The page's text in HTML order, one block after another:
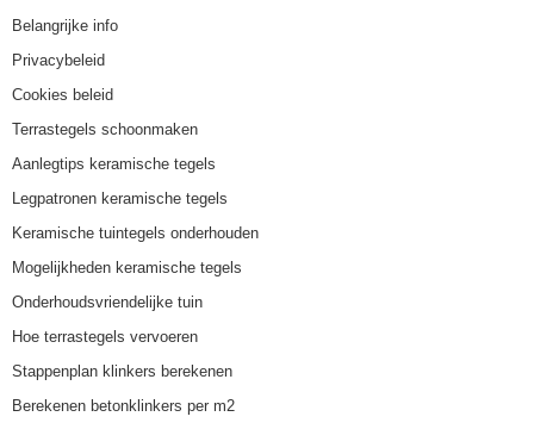
Belangrijke info
Privacybeleid
Cookies beleid
Terrastegels schoonmaken
Aanlegtips keramische tegels
Legpatronen keramische tegels
Keramische tuintegels onderhouden
Mogelijkheden keramische tegels
Onderhoudsvriendelijke tuin
Hoe terrastegels vervoeren
Stappenplan klinkers berekenen
Berekenen betonklinkers per m2